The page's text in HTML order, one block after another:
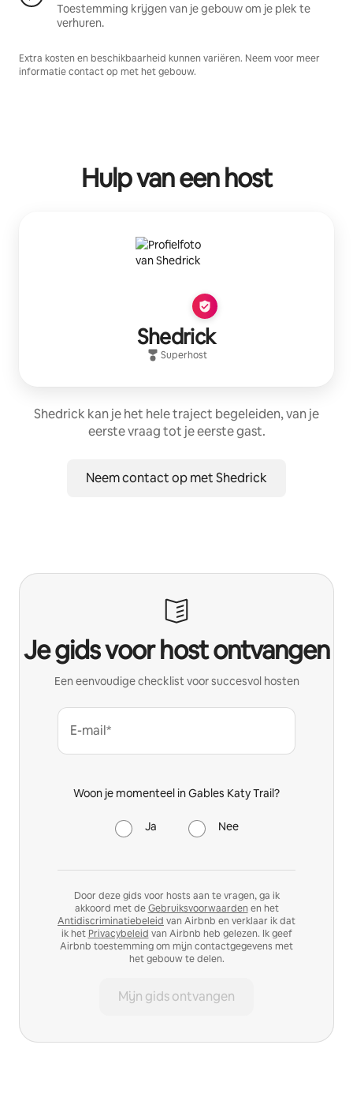
Toestemming krijgen van je gebouw om je plek te
verhuren.
Extra kosten en beschikbaarheid kunnen variëren. Neem voor meer
informatie contact op met het gebouw.
Hulp van een host
Shedrick
Superhost
Shedrick kan je het hele traject begeleiden, van je
eerste vraag tot je eerste gast.
Neem contact op met Shedrick
Je gids voor host ontvangen
Een eenvoudige checklist voor succesvol hosten
E-mail*
Woon je momenteel in Gables Katy Trail?
Ja Nee
Door deze gids voor hosts aan te vragen, ga ik
akkoord met deGebruiksvoorwaarden en het
Antidiscriminatiebeleid van Airbnb en verklaar ik dat
ik het Privacybeleid van Airbnb heb gelezen. Ik geef
Airbnb toestemming om mijn contactgegevens met
het gebouw te delen.
Mijn gids ontvangen